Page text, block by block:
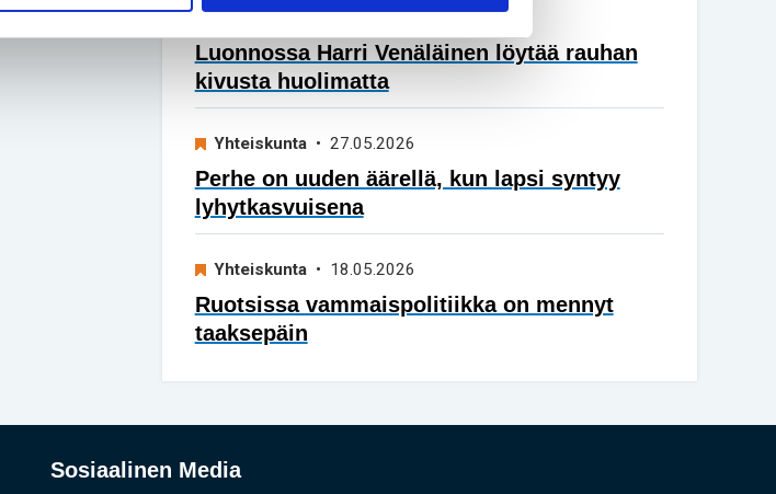
Vapaa-aika• 17.06.2026
Luonnossa Harri Venäläinen löytää rauhan
kivusta huolimatta
Yhteiskunta• 27.05.2026
Perhe on uuden äärellä, kun lapsi syntyy
lyhytkasvuisena
Yhteiskunta• 18.05.2026
Ruotsissa vammaispolitiikka on mennyt
taaksepäin
Sosiaalinen Media